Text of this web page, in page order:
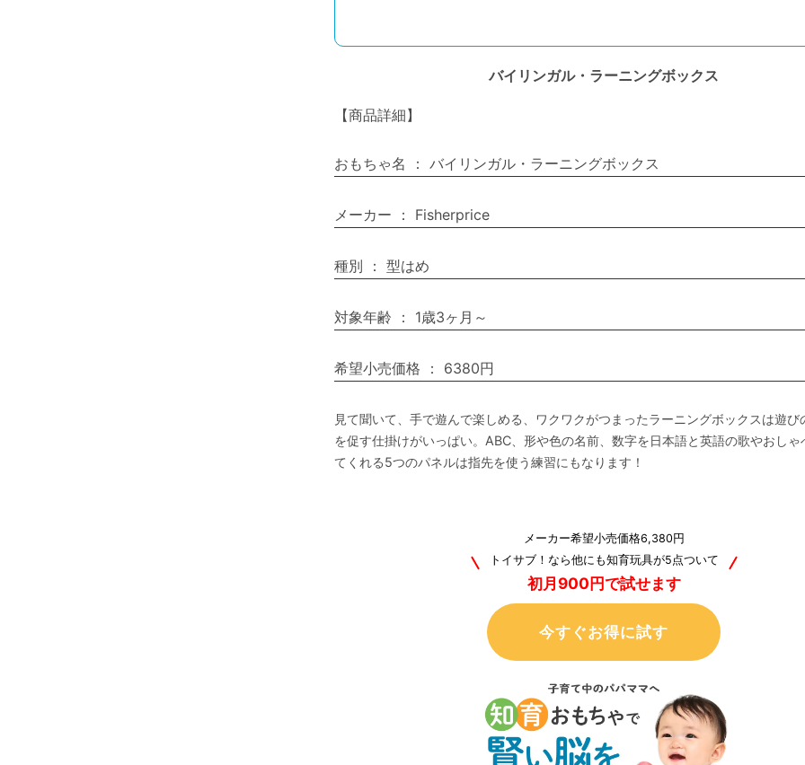
バイリンガル・ラーニングボックス
【商品詳細】
おもちゃ名 ： バイリンガル・ラーニングボックス
メーカー ： Fisherprice
種別 ： 型はめ
対象年齢 ： 1歳3ヶ月～
希望小売価格 ： 6380円
見て聞いて、手で遊んで楽しめる、ワクワクがつまったラーニングボックスは遊び
を促す仕掛けがいっぱい。ABC、形や色の名前、数字を日本語と英語の歌やおしゃ
てくれる5つのパネルは指先を使う練習にもなります！
メーカー希望小売価格6,380円
トイサブ！なら他にも知育玩具が5点ついて
初月900円で試せます
今すぐお得に試す